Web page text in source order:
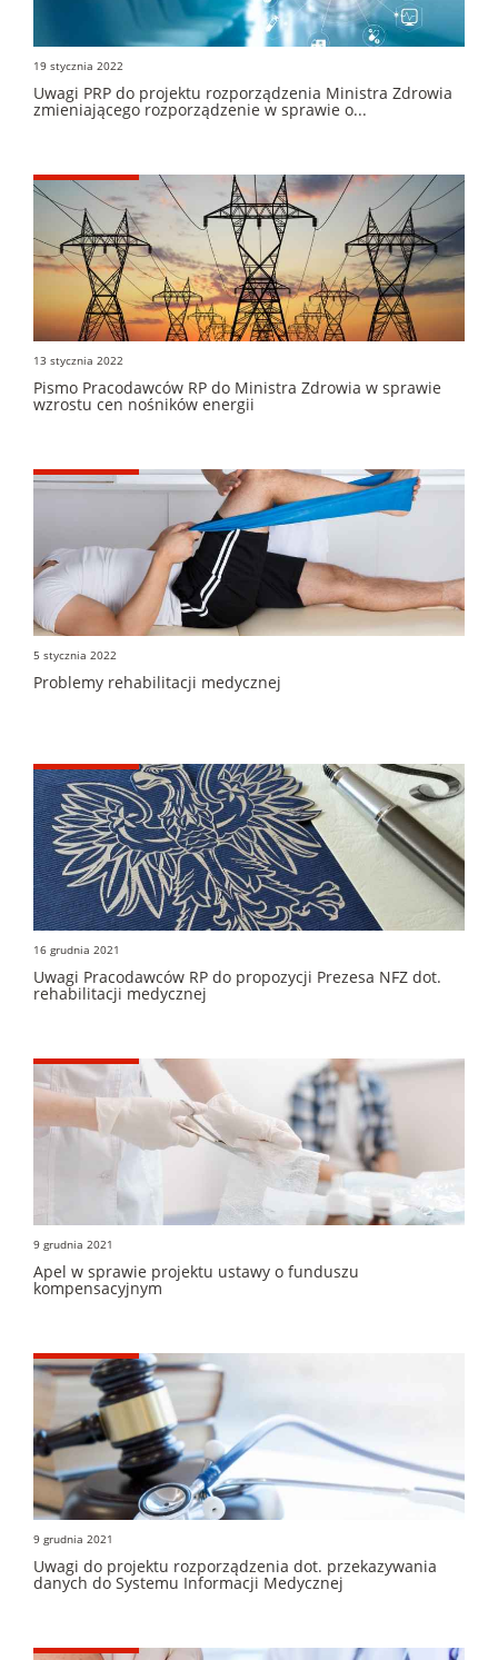
19 stycznia 2022
Uwagi PRP do projektu rozporządzenia Ministra Zdrowia
zmieniającego rozporządzenie w sprawie o...
13 stycznia 2022
Pismo Pracodawców RP do Ministra Zdrowia w sprawie
wzrostu cen nośników energii
5 stycznia 2022
Problemy rehabilitacji medycznej
16 grudnia 2021
Uwagi Pracodawców RP do propozycji Prezesa NFZ dot.
rehabilitacji medycznej
9 grudnia 2021
Apel w sprawie projektu ustawy o funduszu
kompensacyjnym
9 grudnia 2021
Uwagi do projektu rozporządzenia dot. przekazywania
danych do Systemu Informacji Medycznej